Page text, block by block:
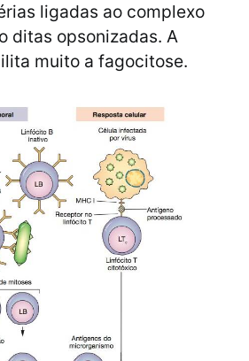
ligadas ao complexo
ditas opsonizadas. A
muito a fagocitose.